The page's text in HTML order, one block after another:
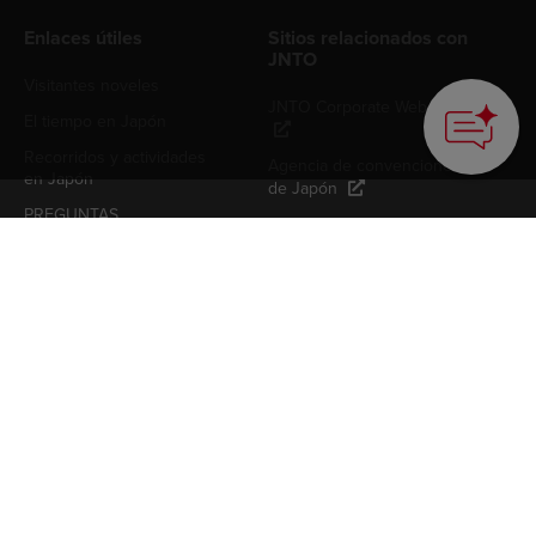
en Japón
PREGUNTAS
JNTO Corporate Website
Agencia de convenciones
de Japón